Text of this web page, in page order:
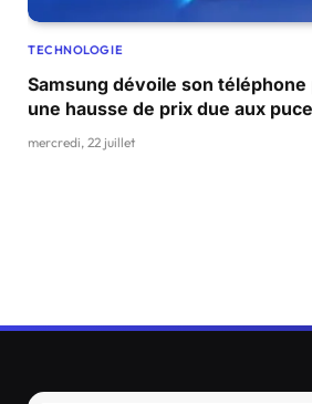
TECHNOLOGIE
Samsung dévoile son
une hausse de prix due aux
mercredi, 22 juillet